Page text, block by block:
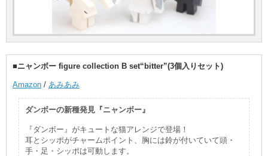
■ニャンボー figure collection B set“bitter”(3個入りセット)
Amazon / あみあみ
ダンボーの新種発見『ニャンボー』
『ダンボー』がキュートな猫アレンジで登場！
耳とシッポがチャームポイント、胸には鈴が付いていて頭・
手・足・シッポは可動します。